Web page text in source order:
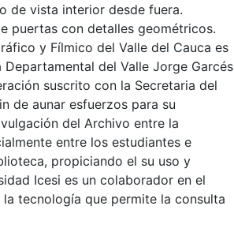
de vista interior desde fuera.
puertas con detalles geométricos.
y Fílmico del Valle del Cauca es
del Valle Jorge Garcés
suscrito con la Secretaria del
de aunar esfuerzos para su
del Archivo entre la
entre los estudiantes e
propiciando el su uso y
Icesi es un colaborador en el
tecnología que permite la consulta